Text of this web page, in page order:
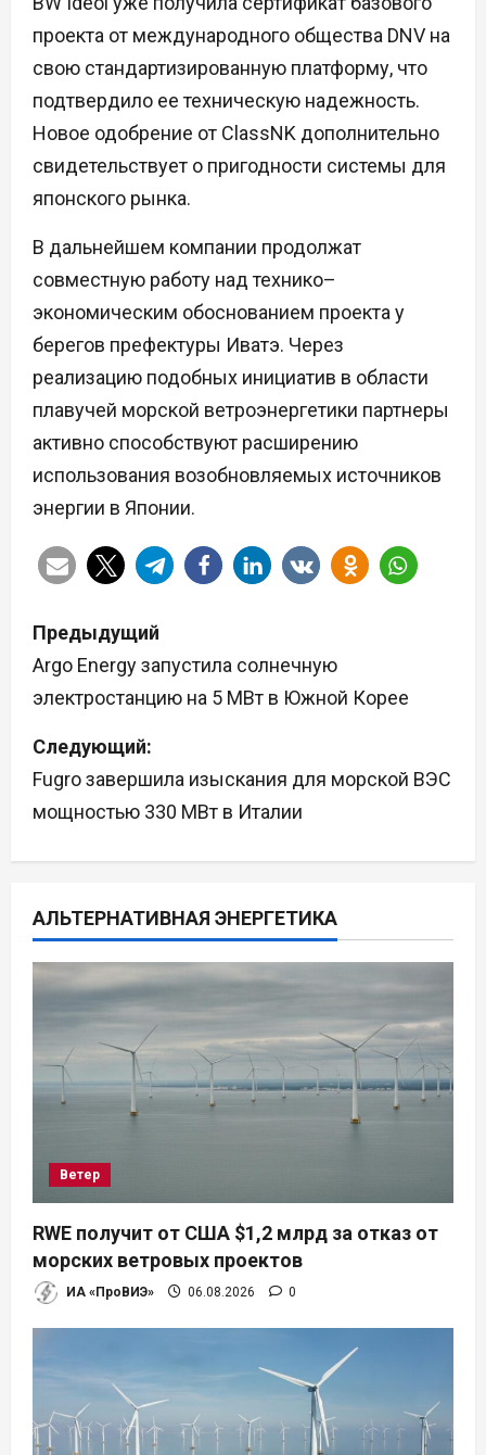
проекта от международного общества DNV на
свою стандартизированную платформу, что
подтвердило ее техническую надежность.
Новое одобрение от ClassNK дополнительно
свидетельствует о пригодности системы для
японского рынка.
В дальнейшем компании продолжат
совместную работу над технико–
экономическим обоснованием проекта у
берегов префектуры Иватэ. Через
реализацию подобных инициатив в области
плавучей морской ветроэнергетики партнеры
активно способствуют расширению
использования возобновляемых источников
энергии в Японии.
Н
а
в
и
г
и
я
п
о
п
и
с
Предыдущий
Argo Energy запустила солнечную
электростанцию на 5 МВт в Южной Корее
Следующий:
Fugro завершила изыскания для морской ВЭС
мощностью 330 МВт в Италии
АЛЬТЕРНАТИВНАЯ ЭНЕРГЕТИКА
Ветер
RWE получит от США $1,2 млрд за отказ от
морских ветровых проектов
ИА «ПроВИЭ» 06.08.2026 0